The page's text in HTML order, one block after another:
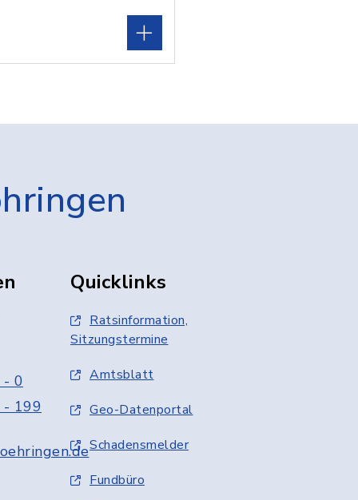
0
199
Quicklinks
Ratsinformation,
Sitzungstermine
Amtsblatt
Geo-Datenportal
Schadensmelder
Fundbüro